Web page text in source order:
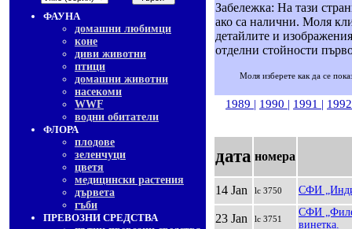
ФАУНА
домашни любимци
коне
диви животни
птици
домашни животни
насекоми
WWF
водни обитатели
ФЛОРА
плодове
зеленчуци
цветя
медицински растения
дървета
гъби
ПРЕВОЗНИ СРЕДСТВА
Забележка: На тази
ако са налични. Моля
детайлите и
отделни стойности
Моля изберете как да се
1989 | 1990 | 1991 |
дата номера
14 Jan lc 3750 СФИ
23 Jan lc 3751
СФИ
винетка.